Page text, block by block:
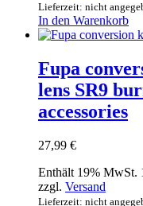
Lieferzeit: nicht
In den Warenkorb
Fupa
lens SR9
accessories
27,99 €
Enthält 19% MwSt.
zzgl. Versand
Lieferzeit: nicht